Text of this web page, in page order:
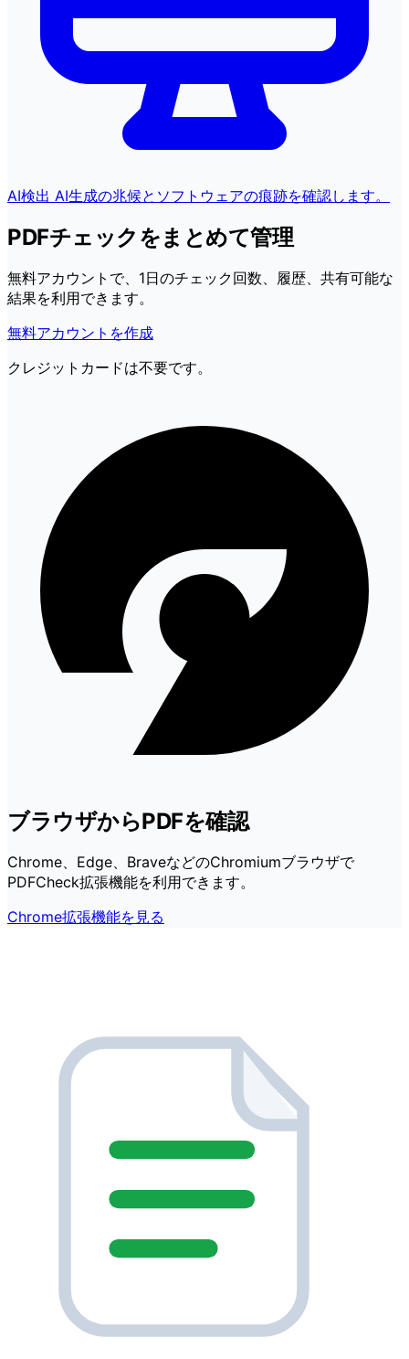
AI検出 AI生成の兆候とソフトウェアの痕跡を確認します。
PDFチェックをまとめて管理
無料アカウントで、1日のチェック回数、履歴、共有可能な
結果を利用できます。
無料アカウントを作成
クレジットカードは不要です。
ブラウザからPDFを確認
Chrome、Edge、BraveなどのChromiumブラウザで
PDFCheck拡張機能を利用できます。
Chrome拡張機能を見る